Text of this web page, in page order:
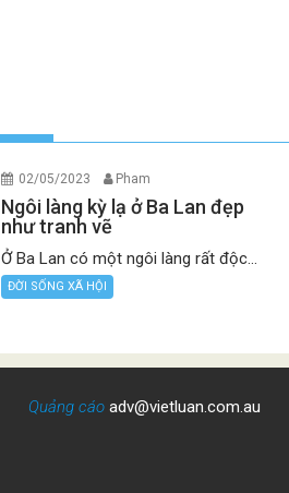
02/05/2023 Pham
Ngôi làng kỳ lạ ở Ba Lan đẹp
như tranh vẽ
Ở Ba Lan có một ngôi làng rất độc...
ĐỜI SỐNG XÃ HỘI
Quảng cáoadv@vietluan.com.au